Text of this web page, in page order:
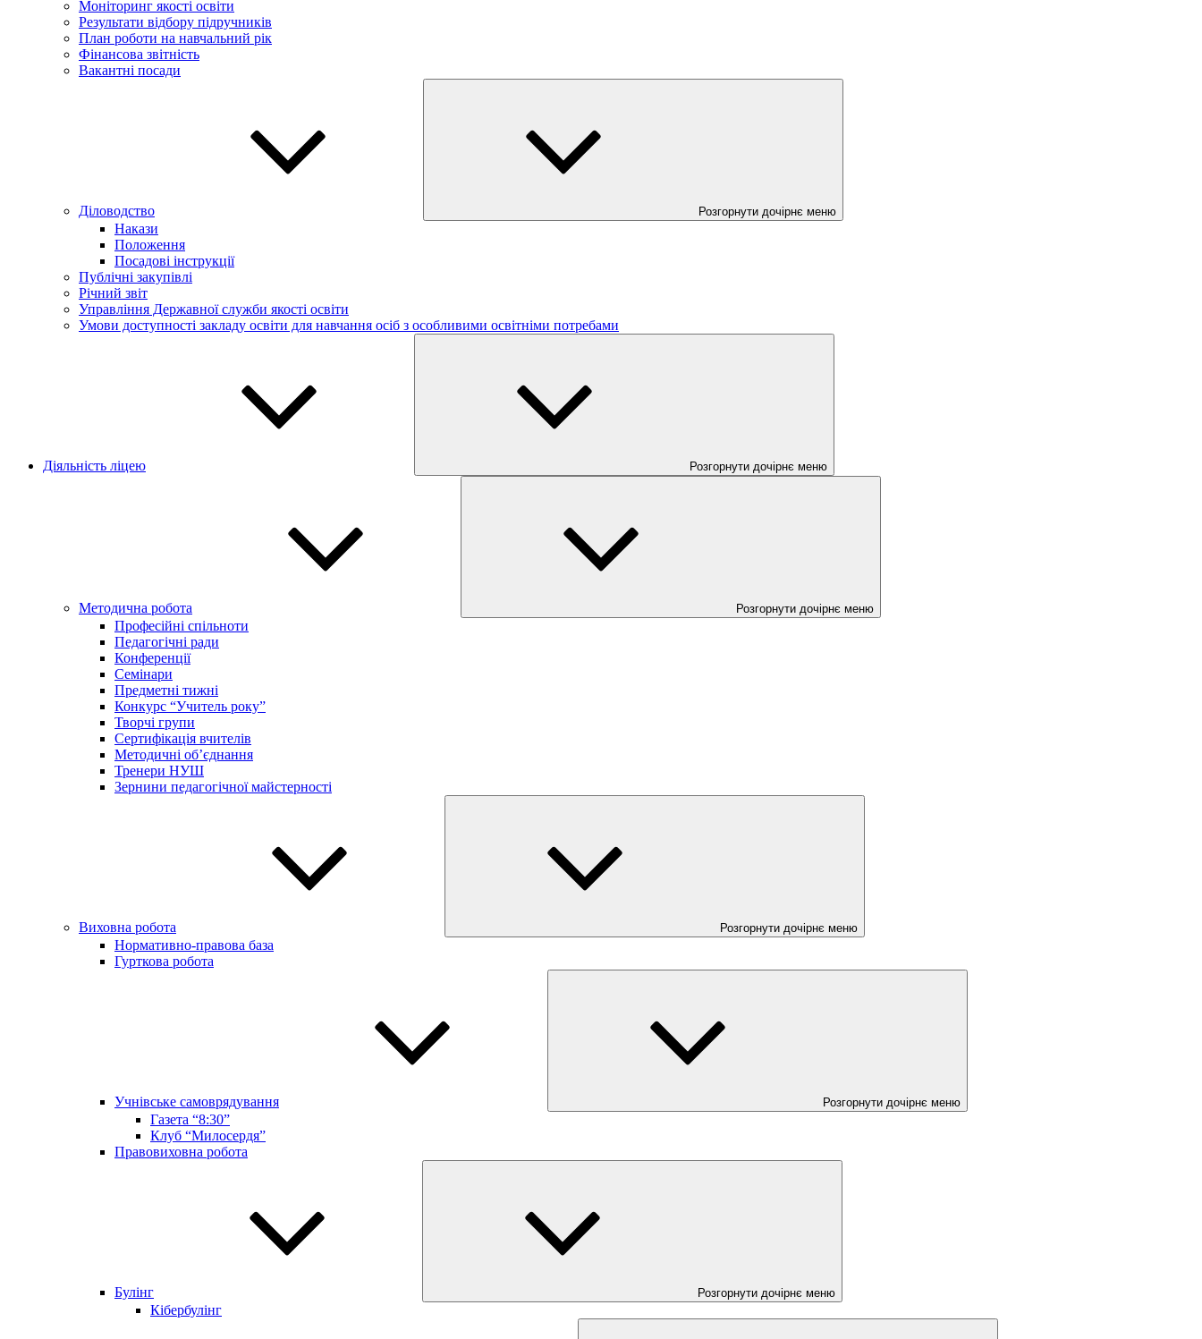
Моніторинг якості освіти
Результати відбору підручників
План роботи на навчальний рік
Фінансова звітність
Вакантні посади
Діловодство Розгорнути дочірнє меню
Накази
Положення
Посадові інструкції
Публічні закупівлі
Річний звіт
Управління Державної служби якості освіти
Умови доступності закладу освіти для навчання осіб з особливими освітніми потребами
Діяльність ліцею Розгорнути дочірнє меню
Методична робота Розгорнути дочірнє меню
Професійні спільноти
Педагогічні ради
Конференції
Семінари
Предметні тижні
Конкурс “Учитель року”
Творчі групи
Сертифікація вчителів
Методичні об’єднання
Тренери НУШ
Зернини педагогічної майстерності
Виховна робота Розгорнути дочірнє меню
Нормативно-правова база
Гурткова робота
Учнівське самоврядування Розгорнути дочірнє меню
Газета “8:30”
Клуб “Милосердя”
Правовиховна робота
Булінг Розгорнути дочірнє меню
Кібербулінг